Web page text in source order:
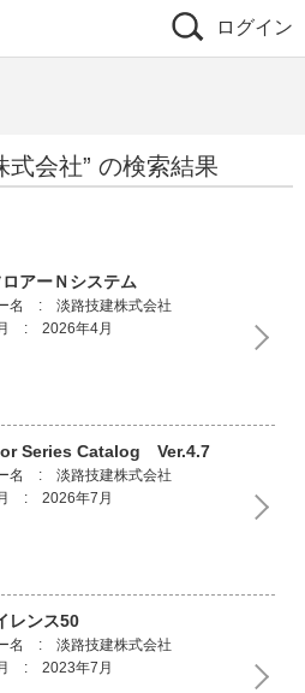
ログイン
式会社” の検索結果
アーＮシステム
名 : 淡路技建株式会社
: 2026年4月
Series Catalog Ver.4.7
名 : 淡路技建株式会社
: 2026年7月
レンス50
名 : 淡路技建株式会社
: 2023年7月